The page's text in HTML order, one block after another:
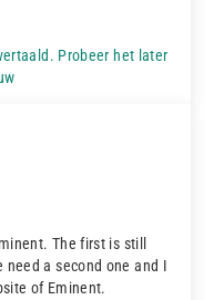
Probeer het later
The first is still
need a second one and I
of Eminent.